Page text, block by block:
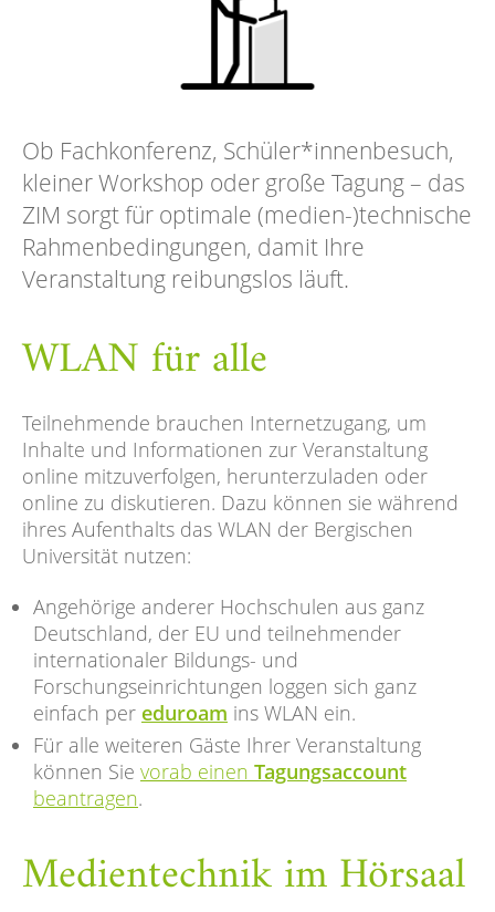
Ob Fachkonferenz, Schüler*innenbesuch,
kleiner Workshop oder große Tagung – das
ZIM sorgt für optimale (medien-)technische
Rahmenbedingungen, damit Ihre
Veranstaltung reibungslos läuft.
WLAN für alle
Teilnehmende brauchen Internetzugang, um
Inhalte und Informationen zur Veranstaltung
online mitzuverfolgen, herunterzuladen oder
online zu diskutieren. Dazu können sie während
ihres Aufenthalts das WLAN der Bergischen
Universität nutzen:
Angehörige anderer Hochschulen aus ganz
Deutschland, der EU und teilnehmender
internationaler Bildungs- und
Forschungseinrichtungen loggen sich ganz
einfach per eduroam ins WLAN ein.
Für alle weiteren Gäste Ihrer Veranstaltung
können Sie vorab einen Tagungsaccount
beantragen.
Medientechnik im Hörsaal